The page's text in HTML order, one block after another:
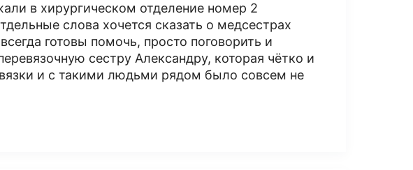
в хирургическом отделение номер 2
слова хочется сказать о медсестрах
готовы помочь, просто поговорить и
сестру Александру, которая чётко и
и с такими людьми рядом было совсем не